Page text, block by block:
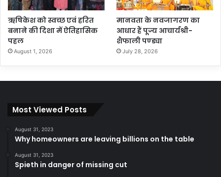
ऋषिकेश को स्वच्छ एवं हरित
बनाने की दिशा में ऐतिहासिक
पहल
August 1, 2026
मानवता के नवजागरण का
आधार हैं पूज्य आचार्यश्री-
शैफाली पण्ड्या
July 28, 2026
Most Viewed Posts
August 31, 2023
Why homeowners are leaving billions on the table
August 31, 2023
Spieth in danger of missing cut